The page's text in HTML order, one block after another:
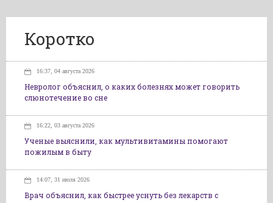
Коротко
16:37, 04 августа 2026
Невролог объяснил, о каких болезнях может говорить
слюнотечение во сне
16:22, 03 августа 2026
Ученые выяснили, как мультивитамины помогают
пожилым в быту
14:07, 31 июля 2026
Врач объяснил, как быстрее уснуть без лекарств с